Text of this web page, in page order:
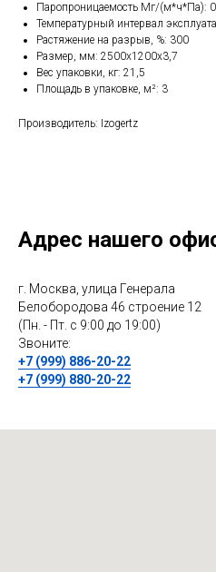
Паропроницаемость Мг/(м*ч*Па):
Температурный интервал
Растяжение на разрыв, %: 300
Размер, мм: 2500x1200x3,7
Вес упаковки, кг: 21,5
Площадь в упаковке, м²: 3
Производитель: Izogertz
Адрес нашего
г. Москва, улица Генерала
Белобородова 46 строение 12
(Пн. - Пт. с 9:00 до 19:00)
Звоните:
+7 (999) 886-20-22
+7 (999) 880-20-22